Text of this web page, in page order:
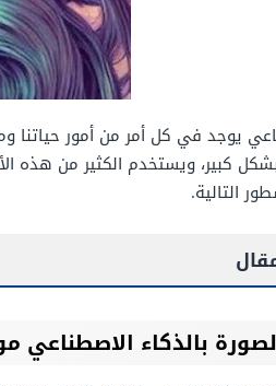
يوجد في كل أمر من أمور حياتنا
كبير، ويستخدم الكثير من هذه
التالية.
بالذكاء الاصطناعي